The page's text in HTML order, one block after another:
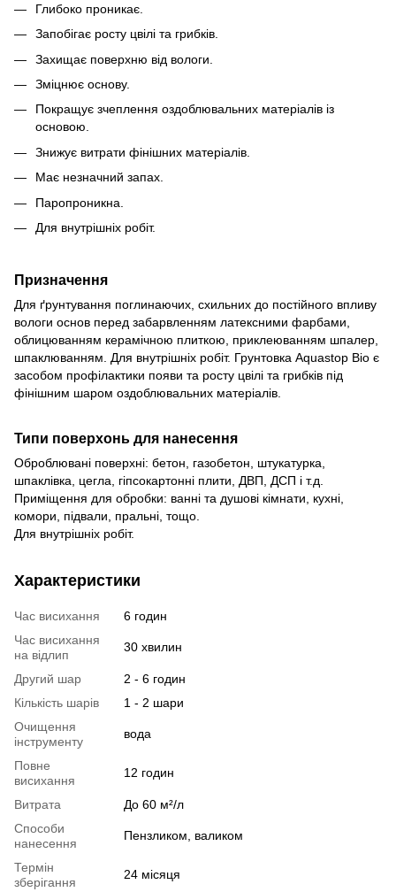
Глибоко проникає.
Запобігає росту цвілі та грибків.
Захищає поверхню від вологи.
Зміцнює основу.
Покращує зчеплення оздоблювальних матеріалів із
основою.
Знижує витрати фінішних матеріалів.
Має незначний запах.
Паропроникна.
Для внутрішніх робіт.
Призначення
Для ґрунтування поглинаючих, схильних до постійного впливу
вологи основ перед забарвленням латексними фарбами,
облицюванням керамічною плиткою, приклеюванням шпалер,
шпаклюванням. Для внутрішніх робіт. Грунтовка Aquastop Bio є
засобом профілактики появи та росту цвілі та грибків під
фінішним шаром оздоблювальних матеріалів.
Типи поверхонь для нанесення
Оброблювані поверхні: бетон, газобетон, штукатурка,
шпаклівка, цегла, гіпсокартонні плити, ДВП, ДСП і т.д.
Приміщення для обробки: ванні та душові кімнати, кухні,
комори, підвали, пральні, тощо.
Для внутрішніх робіт.
Характеристики
Час висихання
6 годин
Час висихання
на відлип
30 хвилин
Другий шар
2 - 6 годин
Кількість шарів
1 - 2 шари
Очищення
інструменту
вода
Повне
висихання
12 годин
Витрата
До 60 м²/л
Способи
нанесення
Пензликом, валиком
Термін
зберігання
24 місяця